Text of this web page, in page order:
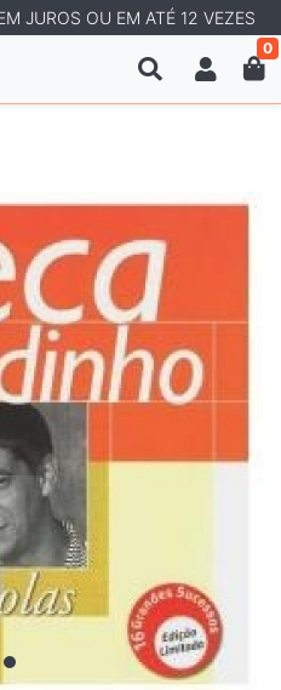
JUROS OU EM ATÉ 12 VEZES
0